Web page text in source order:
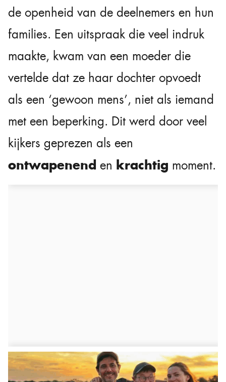
de openheid van de deelnemers en hun
families. Een uitspraak die veel indruk
maakte, kwam van een moeder die
vertelde dat ze haar dochter opvoedt
als een ‘gewoon mens’, niet als iemand
met een beperking. Dit werd door veel
kijkers geprezen als een
ontwapenend en krachtig moment.